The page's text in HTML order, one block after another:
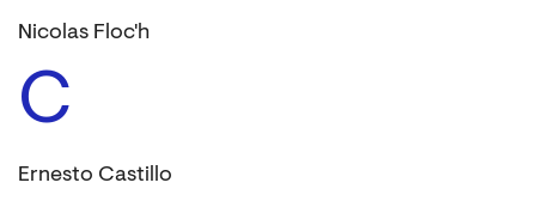
Nicolas Floc'h
C
Ernesto Castillo